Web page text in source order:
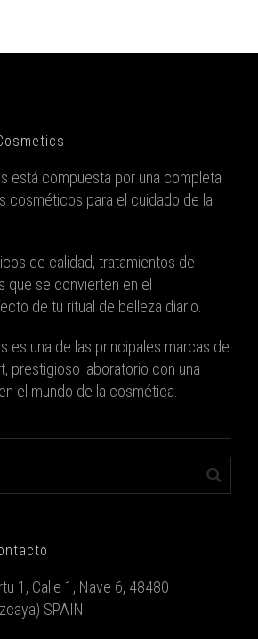
está compuesta por una completa
cosméticos para el cuidado de la
de calidad, tratamientos de
que se convierten en el
de tu ritual de belleza diario.
es una de las principales marcas de
prestigioso laboratorio con una
el mundo de la cosmética.
1, Calle 1, Nave 6, 48480
SPAIN